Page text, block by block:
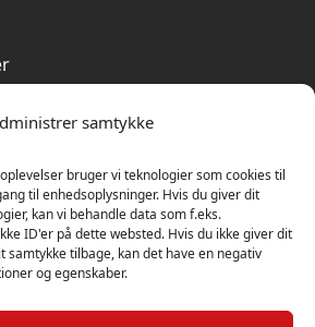
samtykke
bruger vi teknologier som cookies til
til enhedsoplysninger. Hvis du giver dit
kan vi behandle data som f.eks.
ID'er på dette websted. Hvis du ikke giver dit
tilbage, kan det have en negativ
og egenskaber.
anmeldelser på Trustpilot